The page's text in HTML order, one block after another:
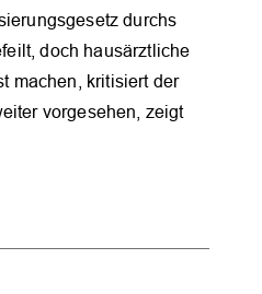
durchs
doch hausärztliche
machen, kritisiert der
vorgesehen, zeigt